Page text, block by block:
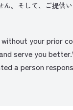
。そして、ご提供
your prior
serve you
a person